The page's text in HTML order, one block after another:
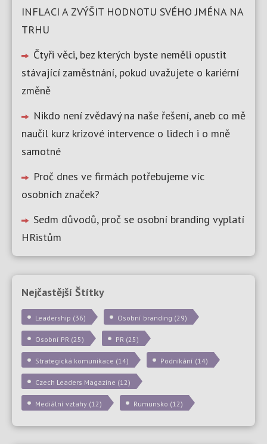
INFLACI A ZVÝŠIT HODNOTU SVÉHO JMÉNA NA
TRHU
Čtyři věci, bez kterých byste neměli opustit
stávající zaměstnání, pokud uvažujete o kariérní
změně
Nikdo není zvědavý na naše řešení, aneb co mě
naučil kurz krizové intervence o lidech i o mně
samotné
Proč dnes ve firmách potřebujeme víc
osobních značek?
Sedm důvodů, proč se osobní branding vyplatí
HRistům
Nejčastější Štítky
Leadership (36) Osobní branding (29)
Osobní PR (25) PR (25)
Strategická komunikace (14) Podnikání (14)
Czech Leaders Magazine (12)
Mediální vztahy (12) Rumunsko (12)